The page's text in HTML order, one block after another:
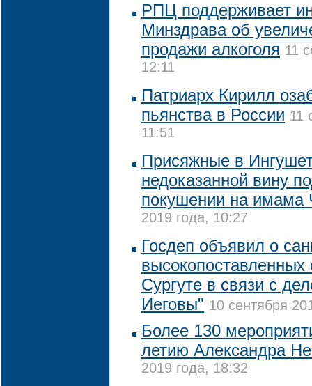
РПЦ поддерживает
Минздрава об
продажи алкоголя 11
12:11
Патриарх Кирилл
пьянства в России 11
11:51
Присяжные в
недоказанной вину
покушении на имама
2019 года, 10:27
Госдеп объявил о
высокопоставленных
Сургуте в связи с
Иеговы" 10 сентября
Более 130
летию Александра
2019 года, 18:32